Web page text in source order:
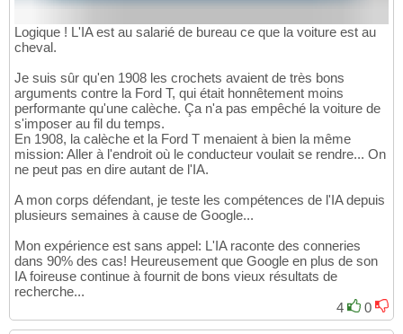
Logique ! L'IA est au salarié de bureau ce que la voiture est au
cheval.
Je suis sûr qu'en 1908 les crochets avaient de très bons
arguments contre la Ford T, qui était honnêtement moins
performante qu'une calèche. Ça n'a pas empêché la voiture de
s'imposer au fil du temps.
En 1908, la calèche et la Ford T menaient à bien la même
mission: Aller à l'endroit où le conducteur voulait se rendre... On
ne peut pas en dire autant de l'IA.
A mon corps défendant, je teste les compétences de l'IA depuis
plusieurs semaines à cause de Google...
Mon expérience est sans appel: L'IA raconte des conneries
dans 90% des cas! Heureusement que Google en plus de son
IA foireuse continue à fournit de bons vieux résultats de
recherche...
4
0